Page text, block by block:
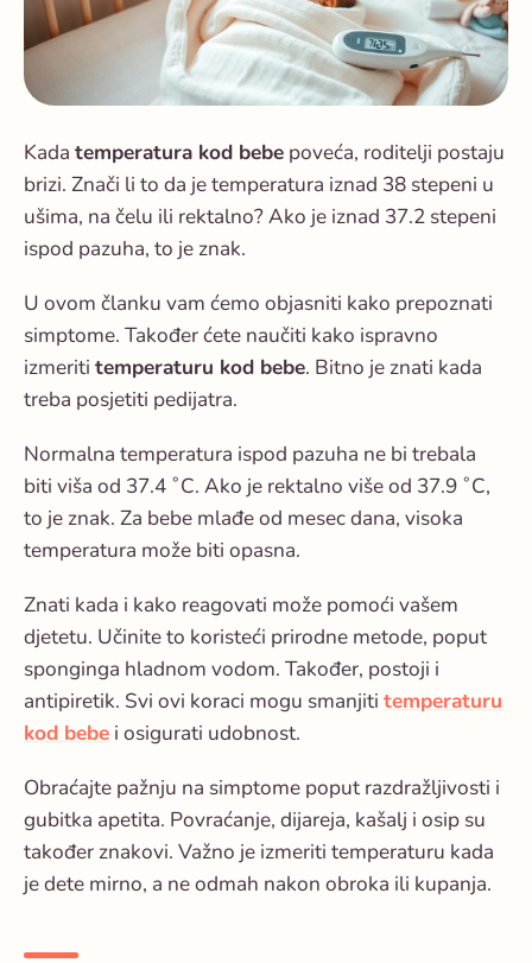
Kada temperatura kod bebe poveća, roditelji postaju
brizi. Znači li to da je temperatura iznad 38 stepeni u
ušima, na čelu ili rektalno? Ako je iznad 37.2 stepeni
ispod pazuha, to je znak.
U ovom članku vam ćemo objasniti kako prepoznati
simptome. Također ćete naučiti kako ispravno
izmeriti temperaturu kod bebe. Bitno je znati kada
treba posjetiti pedijatra.
Normalna temperatura ispod pazuha ne bi trebala
biti viša od 37.4 ˚C. Ako je rektalno više od 37.9 ˚C,
to je znak. Za bebe mlađe od mesec dana, visoka
temperatura može biti opasna.
Znati kada i kako reagovati može pomoći vašem
djetetu. Učinite to koristeći prirodne metode, poput
sponginga hladnom vodom. Također, postoji i
antipiretik. Svi ovi koraci mogu smanjiti temperaturu
kod bebe i osigurati udobnost.
Obraćajte pažnju na simptome poput razdražljivosti i
gubitka apetita. Povraćanje, dijareja, kašalj i osip su
također znakovi. Važno je izmeriti temperaturu kada
je dete mirno, a ne odmah nakon obroka ili kupanja.